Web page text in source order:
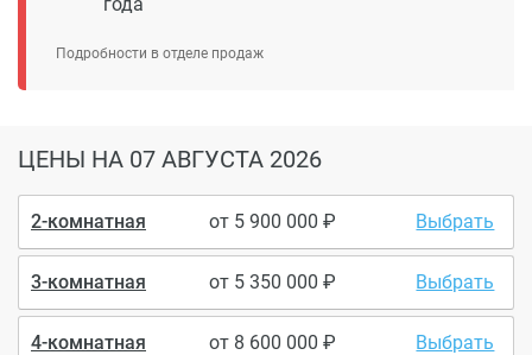
Подробности в отделе продаж
ЦЕНЫ НА 07 АВГУСТА 2026
2-комнатная от 5 900 000 Выбрать
3-комнатная от 5 350 000 Выбрать
4-комнатная от 8 600 000 Выбрать